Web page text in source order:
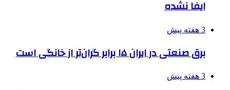
ایفا نشده
3 هفته پیش
برق صنعتی در ایران ۱۵ برابر گران‌تر از خانگی است
3 هفته پیش